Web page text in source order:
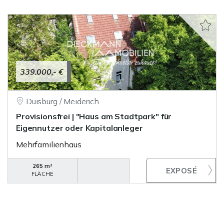
339.000,- €
Duisburg / Meiderich
Provisionsfrei | "Haus am Stadtpark" für
Eigennutzer oder Kapitalanleger
Mehrfamilienhaus
265 m²
FLÄCHE